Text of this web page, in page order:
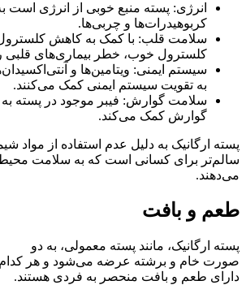
انرژی: پسته منبع خوبی از انرژی است
کربوهیدرات‌ها و چربی‌ها.
سلامت قلب: با کمک به کاهش
کلسترول خوب، خطر بیماری‌های قلبی
سیستم ایمنی: ویتامین‌ها و
به تقویت سیستم ایمنی کمک می‌کنند.
سلامت گوارش: فیبر موجود در پسته به
گوارش کمک می‌کند.
پسته ارگانیک به دلیل عدم استفاده از مواد
سالم‌تر برای کسانی است که به سلامت
می‌دهند.
طعم و بافت
پسته ارگانیک، مانند پسته معمولی، به دو
صورت خام و برشته عرضه می‌شود و هر کدام
دارای طعم و بافت منحصر به فردی هستند.